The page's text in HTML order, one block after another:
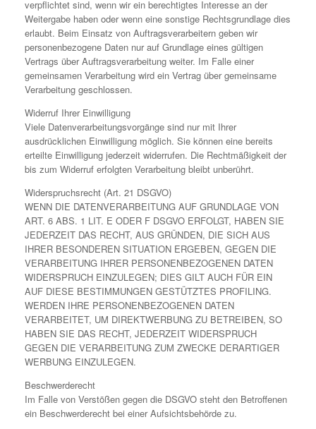
verpflichtet sind, wenn wir ein berechtigtes Interesse an der
Weitergabe haben oder wenn eine sonstige Rechtsgrundlage dies
erlaubt. Beim Einsatz von Auftragsverarbeitern geben wir
personenbezogene Daten nur auf Grundlage eines gültigen
Vertrags über Auftragsverarbeitung weiter. Im Falle einer
gemeinsamen Verarbeitung wird ein Vertrag über gemeinsame
Verarbeitung geschlossen.
Widerruf Ihrer Einwilligung
Viele Datenverarbeitungsvorgänge sind nur mit Ihrer
ausdrücklichen Einwilligung möglich. Sie können eine bereits
erteilte Einwilligung jederzeit widerrufen. Die Rechtmäßigkeit der
bis zum Widerruf erfolgten Verarbeitung bleibt unberührt.
Widerspruchsrecht (Art. 21 DSGVO)
WENN DIE DATENVERARBEITUNG AUF GRUNDLAGE VON
ART. 6 ABS. 1 LIT. E ODER F DSGVO ERFOLGT, HABEN SIE
JEDERZEIT DAS RECHT, AUS GRÜNDEN, DIE SICH AUS
IHRER BESONDEREN SITUATION ERGEBEN, GEGEN DIE
VERARBEITUNG IHRER PERSONENBEZOGENEN DATEN
WIDERSPRUCH EINZULEGEN; DIES GILT AUCH FÜR EIN
AUF DIESE BESTIMMUNGEN GESTÜTZTES PROFILING.
WERDEN IHRE PERSONENBEZOGENEN DATEN
VERARBEITET, UM DIREKTWERBUNG ZU BETREIBEN, SO
HABEN SIE DAS RECHT, JEDERZEIT WIDERSPRUCH
GEGEN DIE VERARBEITUNG ZUM ZWECKE DERARTIGER
WERBUNG EINZULEGEN.
Beschwerderecht
Im Falle von Verstößen gegen die DSGVO steht den Betroffenen
ein Beschwerderecht bei einer Aufsichtsbehörde zu.